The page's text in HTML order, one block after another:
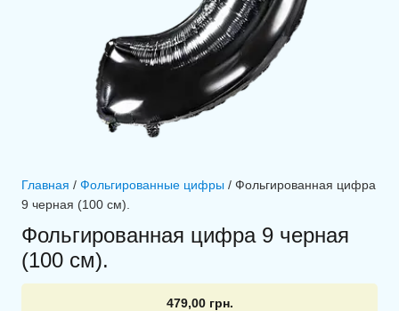
Главная / Фольгированные цифры / Фольгированная цифра
9 черная (100 см).
Фольгированная цифра 9 черная
(100 см).
479,00 грн.